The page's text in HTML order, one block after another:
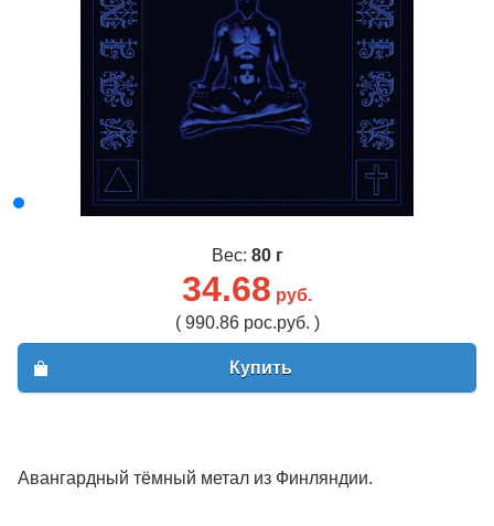
Вес: 80 г
34.68 руб.
( 990.86 рос.руб. )
Купить
Авангардный тёмный метал из Финляндии.